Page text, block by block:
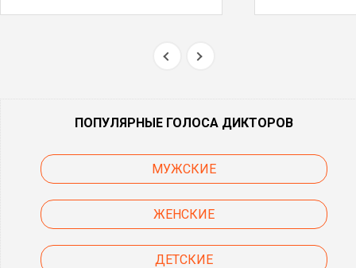
ПОПУЛЯРНЫЕ ГОЛОСА ДИКТОРОВ
МУЖСКИЕ
ЖЕНСКИЕ
ДЕТСКИЕ